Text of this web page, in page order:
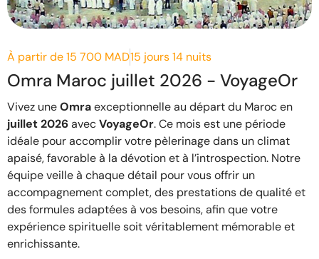
À partir de 15 700 MAD15 jours 14 nuits
Omra Maroc juillet 2026 - VoyageOr
Vivez uneOmraexceptionnelle au départ du Maroc en
juillet 2026avecVoyageOr. Ce mois est une période
idéale pour accomplir votre pèlerinage dans un climat
apaisé, favorable à la dévotion et à l’introspection. Notre
équipe veille à chaque détail pour vous offrir un
accompagnement complet, des prestations de qualité et
des formules adaptées à vos besoins, afin que votre
expérience spirituelle soit véritablement mémorable et
enrichissante.